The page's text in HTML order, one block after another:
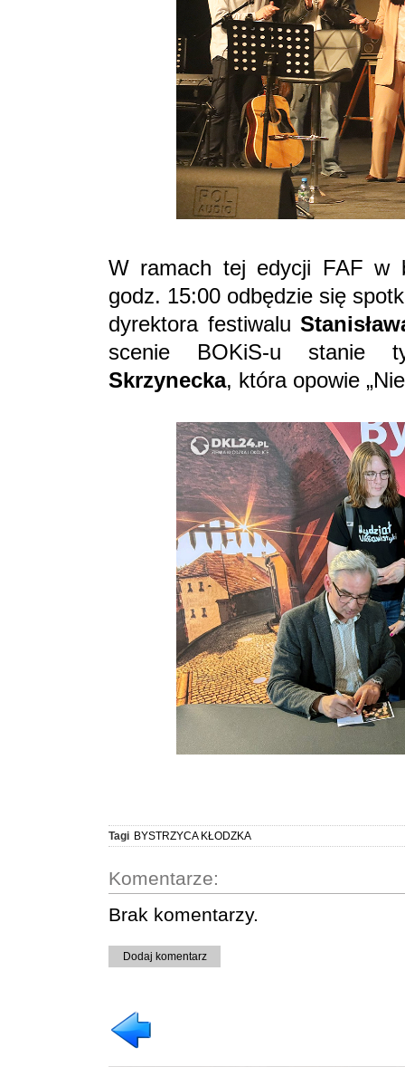
W ramach tej edycji FAF w
godz. 15:00 odbędzie się
dyrektora festiwalu
scenie BOKiS-u
Skrzynecka, która opowie
Tagi BYSTRZYCA KŁODZKA
Komentarze:
Brak komentarzy.
Dodaj komentarz